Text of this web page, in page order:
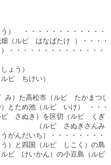
）  ・・・・・・・・・・・・
（ルビ　はなばたけ ）・・・
・・・・・・・・・・・・・・
ょう）
ビ　ちけい）
み）た高松市（ルビ　たかまつ
とため池（ルビ　いけ） ・・
　さぬき）を区切（ルビ　くぎ
んみゃく）・・
がんだいち）・・・・・・・・
う）と四国（ルビ　しこく）
ビ　けいかん）の小豆島（ル